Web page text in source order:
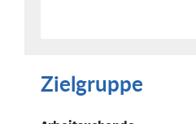
Zielgruppe